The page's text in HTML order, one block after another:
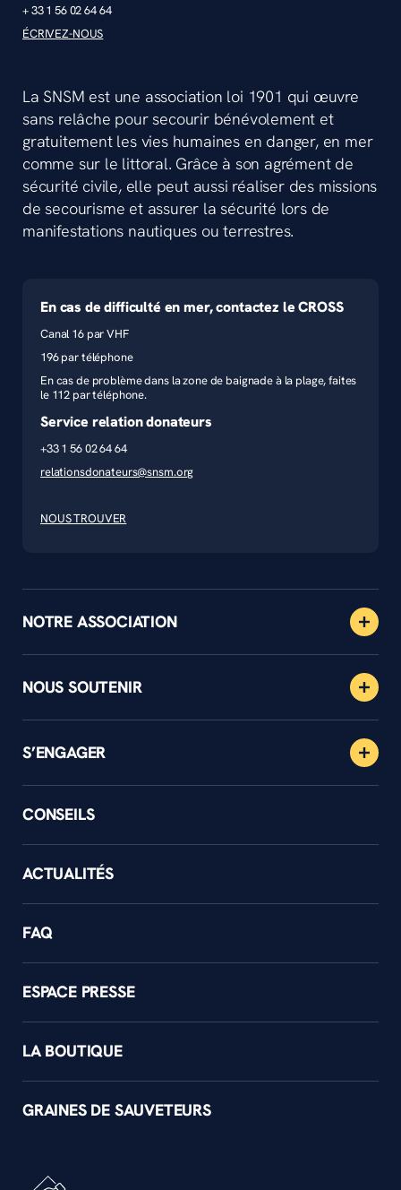
+ 33 1 56 02 64 64
ÉCRIVEZ-NOUS
La SNSM est une association loi 1901 qui œuvre
sans relâche pour secourir bénévolement et
gratuitement les vies humaines en danger, en mer
comme sur le littoral. Grâce à son agrément de
sécurité civile, elle peut aussi réaliser des missions
de secourisme et assurer la sécurité lors de
manifestations nautiques ou terrestres.
En cas de difficulté en mer, contactez le CROSS
Canal 16 par VHF
196 par téléphone
En cas de problème dans la zone de baignade à la plage, faites
le 112 par téléphone.
Service relation donateurs
+33 1 56 02 64 64
relationsdonateurs@snsm.org
NOUS TROUVER
NOTRE ASSOCIATION
NOUS SOUTENIR
S’ENGAGER
CONSEILS
ACTUALITÉS
FAQ
ESPACE PRESSE
LA BOUTIQUE
GRAINES DE SAUVETEURS